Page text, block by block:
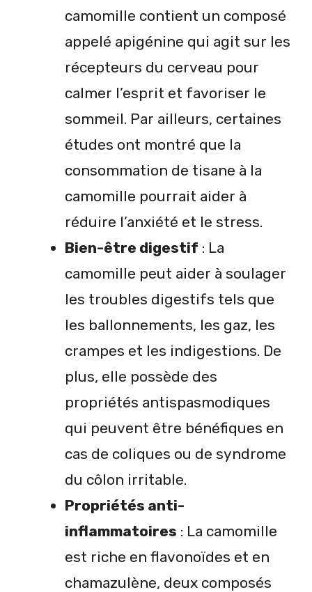
camomille contient un composé
appelé apigénine qui agit sur les
récepteurs du cerveau pour
calmer l’esprit et favoriser le
sommeil. Par ailleurs, certaines
études ont montré que la
consommation de tisane à la
camomille pourrait aider à
réduire l’anxiété et le stress.
Bien-être digestif : La
camomille peut aider à soulager
les troubles digestifs tels que
les ballonnements, les gaz, les
crampes et les indigestions. De
plus, elle possède des
propriétés antispasmodiques
qui peuvent être bénéfiques en
cas de coliques ou de syndrome
du côlon irritable.
Propriétés anti-
inflammatoires : La camomille
est riche en flavonoïdes et en
chamazulène, deux composés